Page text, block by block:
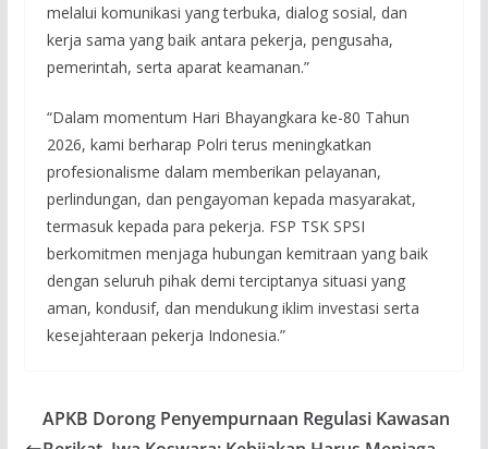
melalui komunikasi yang terbuka, dialog sosial, dan
kerja sama yang baik antara pekerja, pengusaha,
pemerintah, serta aparat keamanan.”
“Dalam momentum Hari Bhayangkara ke-80 Tahun
2026, kami berharap Polri terus meningkatkan
profesionalisme dalam memberikan pelayanan,
perlindungan, dan pengayoman kepada masyarakat,
termasuk kepada para pekerja. FSP TSK SPSI
berkomitmen menjaga hubungan kemitraan yang baik
dengan seluruh pihak demi terciptanya situasi yang
aman, kondusif, dan mendukung iklim investasi serta
kesejahteraan pekerja Indonesia.”
APKB Dorong Penyempurnaan Regulasi Kawasan